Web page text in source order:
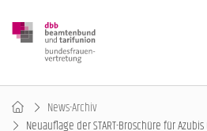
News-Archiv
Neuauflage der START-Broschüre für